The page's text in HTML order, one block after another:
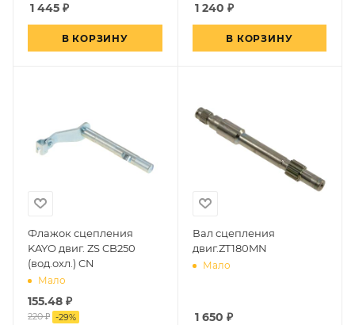
1 445 ₽
В КОРЗИНУ
1 240 ₽
В КОРЗИНУ
Флажок сцепления
KAYO двиг. ZS CB250
(вод.охл.) CN
Мало
155.48 ₽
220 ₽ -29%
Вал сцепления
двиг.ZT180MN
Мало
1 650 ₽